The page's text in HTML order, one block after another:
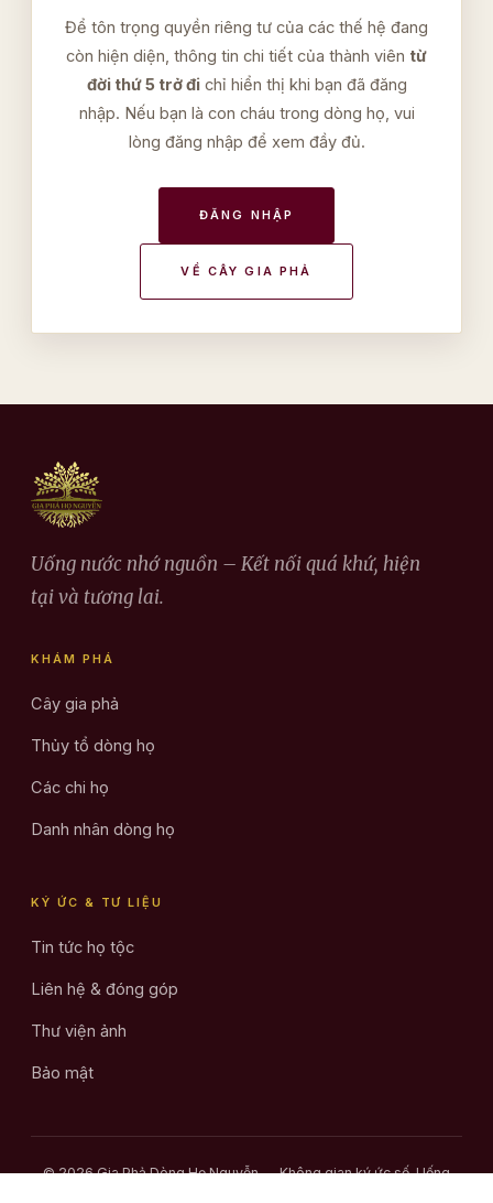
Để tôn trọng quyền riêng tư của các thế hệ đang
còn hiện diện, thông tin chi tiết của thành viên từ
đời thứ 5 trở đichỉ hiển thị khi bạn đã đăng
nhập. Nếu bạn là con cháu trong dòng họ, vui
lòng đăng nhập để xem đầy đủ.
ĐĂNG NHẬP
VỀ CÂY GIA PHẢ
Uống nước nhớ nguồn – Kết nối quá khứ, hiện
tại và tương lai.
KHÁM PHÁ
Cây gia phả
Thủy tổ dòng họ
Các chi họ
Danh nhân dòng họ
KÝ ỨC & TƯ LIỆU
Tin tức họ tộc
Liên hệ & đóng góp
Thư viện ảnh
Bảo mật
© 2026 Gia Phả Dòng Họ Nguyễn — Không gian ký ức số. Uống